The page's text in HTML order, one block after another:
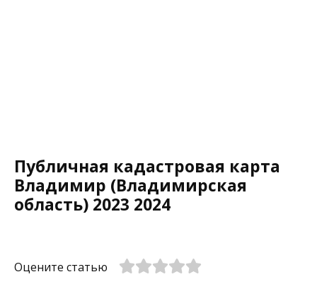
Публичная кадастровая карта
Владимир (Владимирская
область) 2023 2024
Оцените статью